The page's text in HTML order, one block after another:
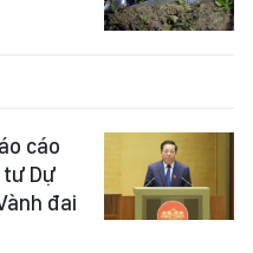
cáo
Dự
đai